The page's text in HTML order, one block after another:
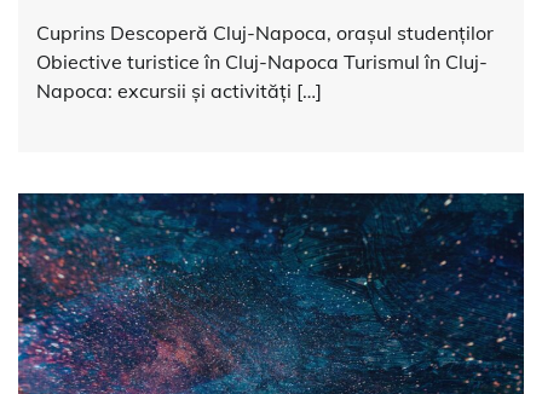
Cuprins Descoperă Cluj-Napoca, orașul studenților
Obiective turistice în Cluj-Napoca Turismul în Cluj-
Napoca: excursii și activități […]